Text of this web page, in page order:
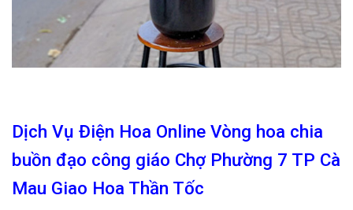
Dịch Vụ Điện Hoa Online Vòng hoa chia
buồn đạo công giáo Chợ Phường 7 TP Cà
Mau Giao Hoa Thần Tốc